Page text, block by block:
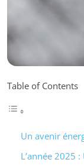
Table of Contents
Un avenir
L’année 2025